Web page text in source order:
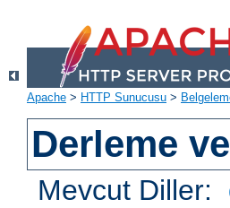
Apache > HTTP Sunucusu >
Derleme
Mevcut Diller: